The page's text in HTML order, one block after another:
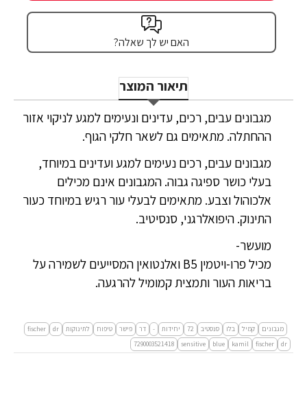
האם יש לך שאלה?
תיאור המוצר
מגבונים עבים, רכים, עדינים ונעימים למגע לניקוי אזור
ההחתלה. מתאימים גם לשאר חלקי הגוף.
מגבונים עבים, רכים נעימים למגע ועדינים במיוחד,
בעלי כושר ספיגה גבוה. המגבונים אינם מכילים
אלכוהול וצבע. מתאימים לבעלי עור רגיש במיוחד כעור
התינוק. היפואלרגני, סנסיטיב.
מועשר-
מכיל פרו-ויטמין B5 ואלנטואין המסייעים לשמירה על
בריאות העור ותמצית קמומיל להרגעה.
מגבונים קמיל בלו סנסטיב 72 יחידות - דר פישר טיפוח לתינוקות dr
fischer
dr
fischer
kamil
blue
sensitive
7290003521418